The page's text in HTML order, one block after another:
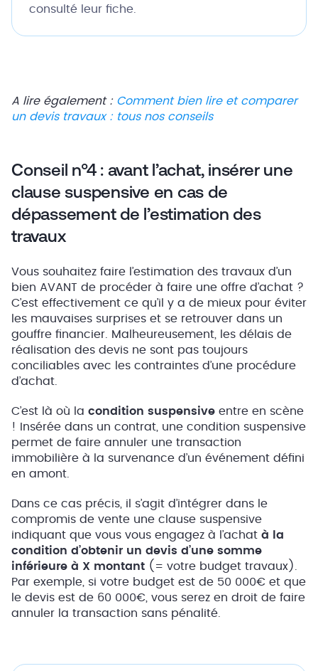
consulté leur fiche.
A lire également : Comment bien lire et comparer
un devis travaux : tous nos conseils
Conseil n°4 : avant l’achat, insérer une
clause suspensive en cas de
dépassement de l’estimation des
travaux
Vous souhaitez faire l’estimation des travaux d’un
bien AVANT de procéder à faire une offre d’achat ?
C’est effectivement ce qu’il y a de mieux pour éviter
les mauvaises surprises et se retrouver dans un
gouffre financier. Malheureusement, les délais de
réalisation des devis ne sont pas toujours
conciliables avec les contraintes d’une procédure
d’achat.
C’est là où la condition suspensive entre en scène
! Insérée dans un contrat, une condition suspensive
permet de faire annuler une transaction
immobilière à la survenance d’un événement défini
en amont.
Dans ce cas précis, il s’agit d’intégrer dans le
compromis de vente une clause suspensive
indiquant que vous vous engagez à l’achat à la
condition d’obtenir un devis d’une somme
inférieure à X montant (= votre budget travaux).
Par exemple, si votre budget est de 50 000€ et que
le devis est de 60 000€, vous serez en droit de faire
annuler la transaction sans pénalité.